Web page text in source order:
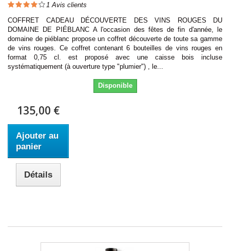
1 Avis clients
COFFRET CADEAU DÉCOUVERTE DES VINS ROUGES DU
DOMAINE DE PIÉBLANC A l'occasion des fêtes de fin d'année, le
domaine de piéblanc propose un coffret découverte de toute sa gamme
de vins rouges. Ce coffret contenant 6 bouteilles de vins rouges en
format 0,75 cl. est proposé avec une caisse bois incluse
systématiquement (à ouverture type "plumier") , le...
Disponible
135,00 €
Ajouter au
panier
Détails